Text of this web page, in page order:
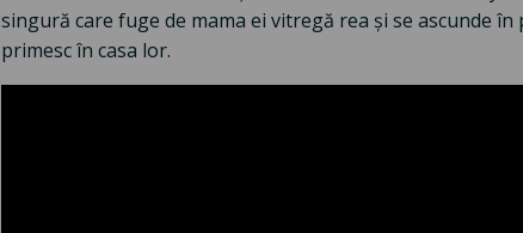
singură care fuge de mama ei vitregă rea și se ascunde
primesc în casa lor.